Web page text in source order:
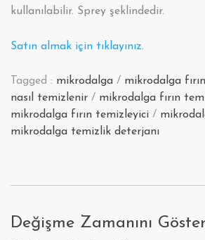
kullanılabilir. Sprey şeklindedir.
Satın almak için tıklayınız.
Tagged : mikrodalga / mikrodalga fırın
nasıl temizlenir / mikrodalga fırın
mikrodalga fırın temizleyici /
mikrodalga temizlik deterjanı
Değişme Zamanını